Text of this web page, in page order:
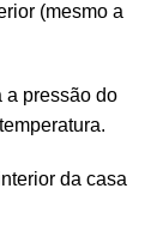
(mesmo a
a pressão do
da casa